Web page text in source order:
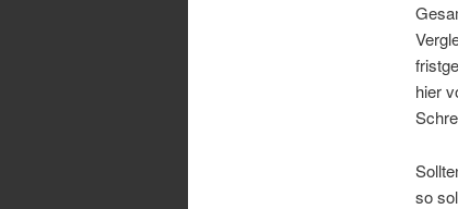
hier
so